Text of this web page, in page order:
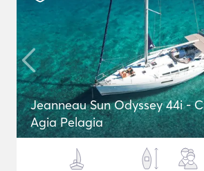
Jeanneau Sun Odyssey 44i -
Agia Pelagia